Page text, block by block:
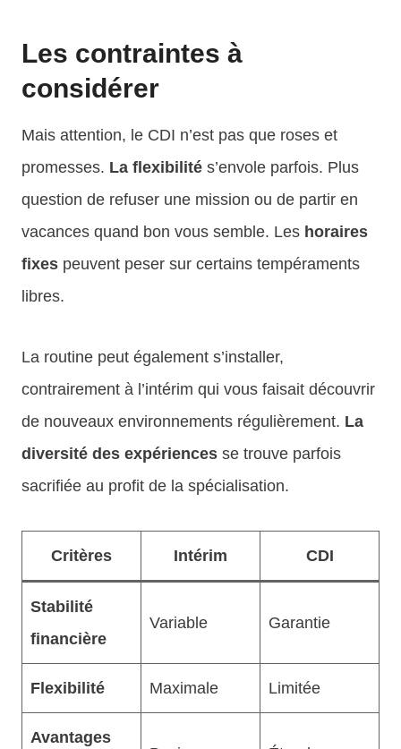
Les contraintes à
considérer
Mais attention, le CDI n’est pas que roses et
promesses. La flexibilité s’envole parfois. Plus
question de refuser une mission ou de partir en
vacances quand bon vous semble. Les horaires
fixes peuvent peser sur certains tempéraments
libres.
La routine peut également s’installer,
contrairement à l’intérim qui vous faisait découvrir
de nouveaux environnements régulièrement. La
diversité des expériences se trouve parfois
sacrifiée au profit de la spécialisation.
Critères Intérim CDI
Stabilité
financière
Variable Garantie
Flexibilité Maximale Limitée
Avantages